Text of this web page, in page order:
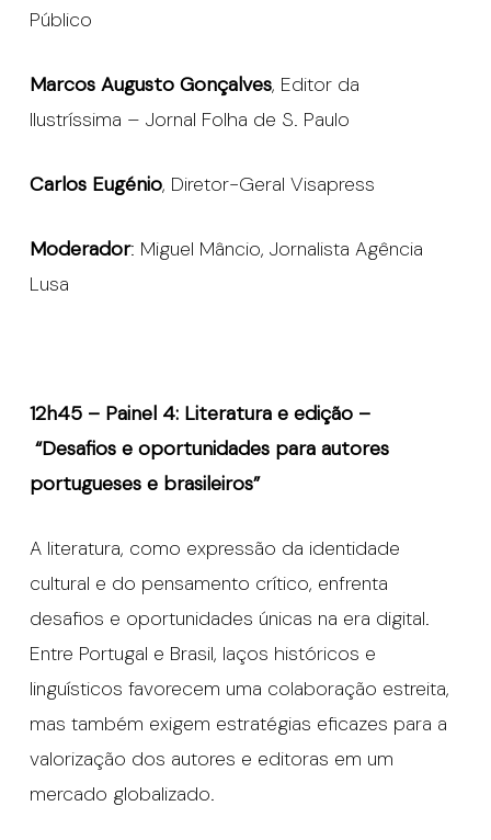
Público
Marcos Augusto Gonçalves, Editor da
Ilustríssima – Jornal Folha de S. Paulo
Carlos Eugénio, Diretor-Geral Visapress
Moderador: Miguel Mâncio, Jornalista Agência
Lusa
12h45 – Painel 4: Literatura e edição –
“Desafios e oportunidades para autores
portugueses e brasileiros”
A literatura, como expressão da identidade
cultural e do pensamento crítico, enfrenta
desafios e oportunidades únicas na era digital.
Entre Portugal e Brasil, laços históricos e
linguísticos favorecem uma colaboração estreita,
mas também exigem estratégias eficazes para a
valorização dos autores e editoras em um
mercado globalizado.